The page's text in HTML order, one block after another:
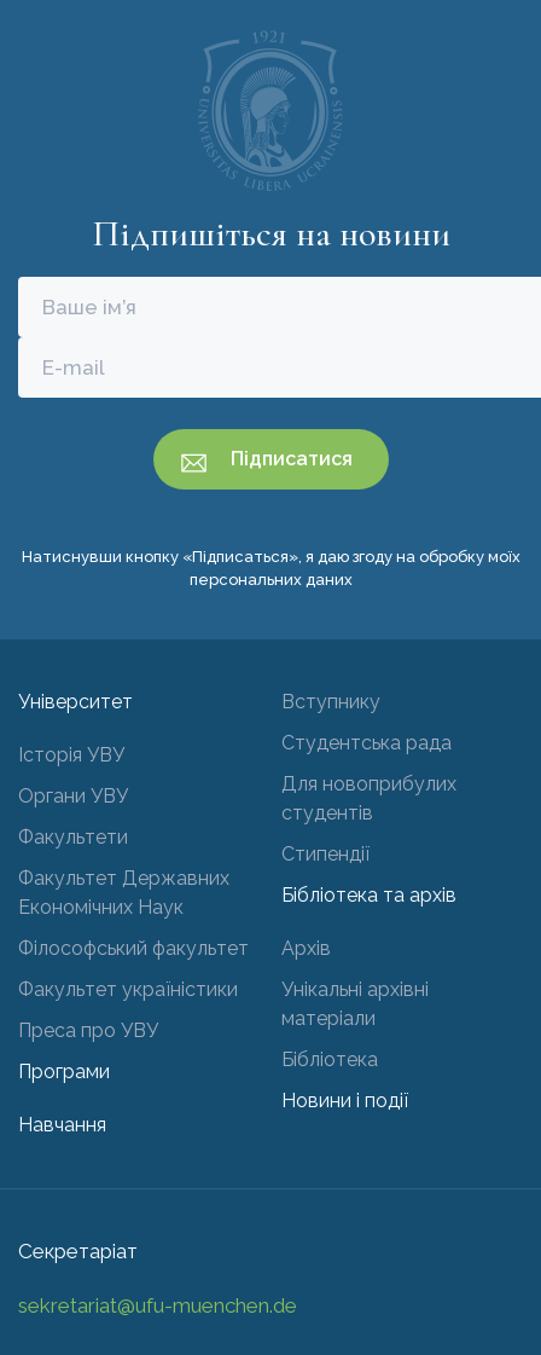
Підпишіться на новини
Натиснувши кнопку «Підписаться», я даю згоду на обробку моїх
персональних даних
Університет
Історія УВУ
Органи УВУ
Факультети
Факультет Державних
Економічних Наук
Філософський факультет
Факультет україністики
Преса про УВУ
Програми
Навчання
Вступнику
Студентська рада
Для новоприбулих
студентів
Стипендії
Бібліотека та архів
Архів
Унікальні архівні
матеріали
Бібліотека
Новини і події
Секретаріат
sekretariat@ufu-muenchen.de